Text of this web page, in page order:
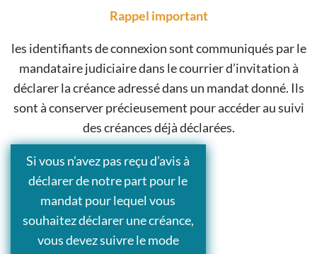
Rappel important
les identifiants de connexion sont communiqués par le
mandataire judiciaire dans le courrier d’invitation à
déclarer la créance adressé dans un mandat donné. Ils
sont à conserver précieusement pour accéder au suivi
des créances déjà déclarées.
Si vous n’avez pas reçu d’avis à
déclarer de notre part pour le
mandat pour lequel vous
souhaitez déclarer une créance,
vous devez suivre le mode